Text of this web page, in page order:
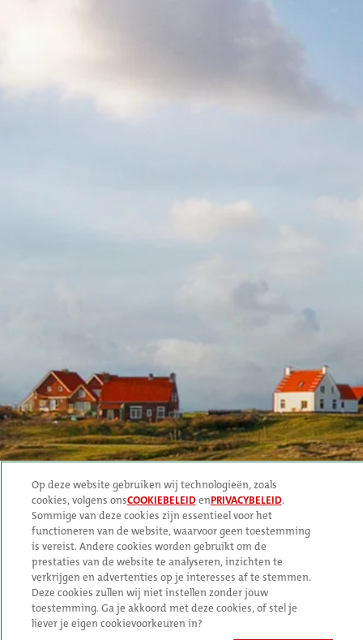
In de voormalige zuivelfabriek van Oudeschild maakt de Texelse
Bierbrouwerij speciaalbier met traditioneel vakmanschap en
eigentijdse technologie.
Blijf verbonden
Algemene voorwaarden
Privacy statement
Op deze website gebruiken wij technologieën, zoals
cookies, volgens onsCOOKIEBELEIDenPRIVACYBELEID.
Sommige van deze cookies zijn essentieel voor het
functioneren van de website, waarvoor geen toestemming
is vereist. Andere cookies worden gebruikt om de
prestaties van de website te analyseren, inzichten te
verkrijgen en advertenties op je interesses af te stemmen.
Deze cookies zullen wij niet instellen zonder jouw
toestemming. Ga je akkoord met deze cookies, of stel je
liever je eigen cookievoorkeuren in?